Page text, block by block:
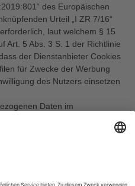
des Europäischen
Urteil „I ZR 7/16“
laut welchem § 15
Art. 5 Abs. 3 S. 1 der Richtlinie
der Dienstanbieter Cookies
für Zwecke der Werbung
des Nutzers einsetzen
Daten im
sie nicht mehr zur
resultiert
gem. Art. 5 Abs. 2